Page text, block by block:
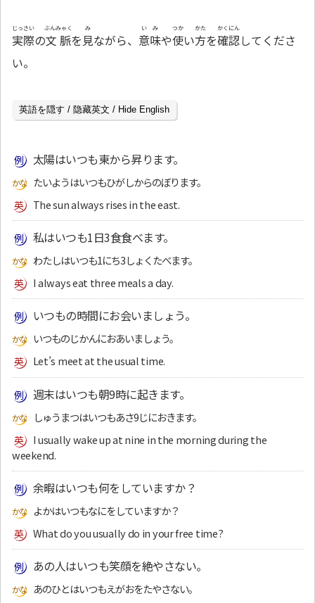
実際
じっさい
の文脈
ぶんみゃく
を見
み
ながら、 意味
いみ
や使
つか
い方
かた
を確認
かくにん
してくださ
い。
英語を隠す / 隐藏英文 / Hide English
太陽はいつも東から昇ります。
たいようはいつもひがしからのぼります。
The sun always rises in the east.
私はいつも1日3食食べます。
わたしはいつも1にち3しょくたべます。
I always eat three meals a day.
いつもの時間にお会いましょう。
いつものじかんにおあいましょう。
Let’s meet at the usual time.
週末はいつも朝9時に起きます。
しゅうまつはいつもあさ9じにおきます。
I usually wake up at nine in the morning during the
weekend.
余暇はいつも何をしていますか？
よかはいつもなにをしていますか？
What do you usually do in your free time?
あの人はいつも笑顔を絶やさない。
あのひとはいつもえがおをたやさない。